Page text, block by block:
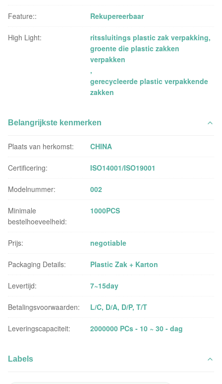
Feature:: Rekupereerbaar
High Light: ritssluitings plastic zak verpakking,
groente die plastic zakken
verpakken
,
gerecycleerde plastic verpakkende
zakken
Belangrijkste kenmerken
Plaats van herkomst: CHINA
Certificering: ISO14001/ISO19001
Modelnummer: 002
Minimale
bestelhoeveelheid:
1000PCS
Prijs: negotiable
Packaging Details: Plastic Zak + Karton
Levertijd: 7~15day
Betalingsvoorwaarden: L/C, D/A, D/P, T/T
Leveringscapaciteit: 2000000 PCs - 10 ~ 30 - dag
Labels